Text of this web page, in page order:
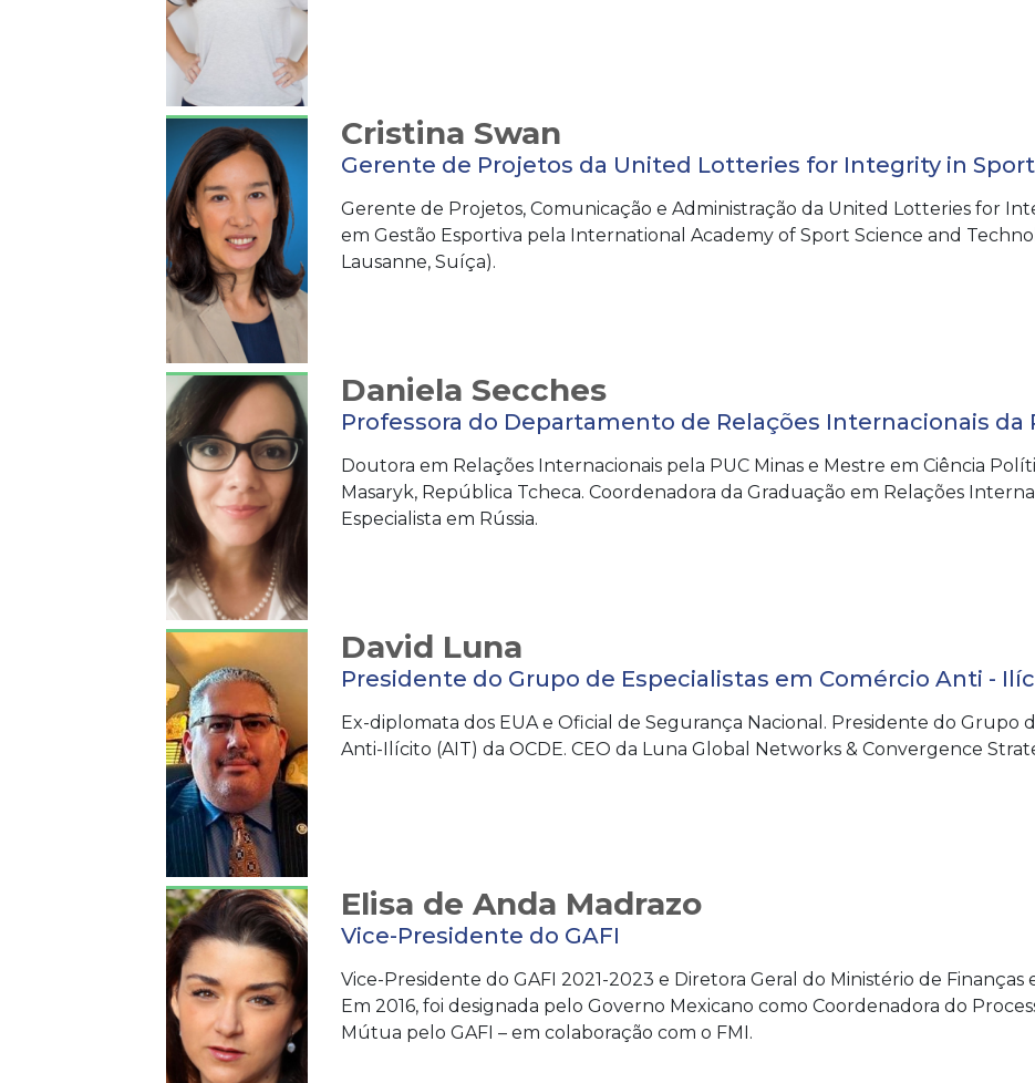
Cristina Swan
Gerente de Projetos da United Lotteries for Integrity in
Gerente de Projetos, Comunicação e Administração da United Lotteries for
em Gestão Esportiva pela International Academy of Sport Science and
Lausanne, Suíça).
Daniela Secches
Professora do Departamento de Relações Internacionais da
Doutora em Relações Internacionais pela PUC Minas e Mestre em Ciência
Masaryk, República Tcheca. Coordenadora da Graduação em Relações
Especialista em Rússia.
David Luna
Presidente do Grupo de Especialistas em Comércio Anti -
Ex-diplomata dos EUA e Oficial de Segurança Nacional. Presidente do Grupo
Anti-Ilícito (AIT) da OCDE. CEO da Luna Global Networks & Convergence
Elisa de Anda Madrazo
Vice-Presidente do GAFI
Vice-Presidente do GAFI 2021-2023 e Diretora Geral do Ministério de Finanças
Em 2016, foi designada pelo Governo Mexicano como Coordenadora do
Mútua pelo GAFI – em colaboração com o FMI.